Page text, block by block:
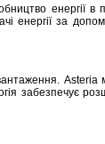
енергії
енергії за
забезпечує